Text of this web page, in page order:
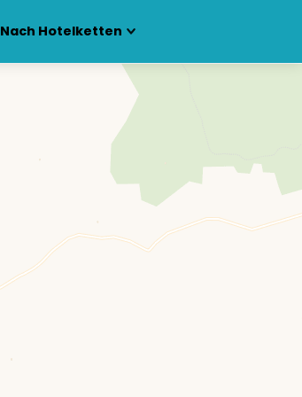
Nach Hotelketten